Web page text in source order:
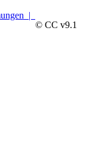
|
© CC v9.1